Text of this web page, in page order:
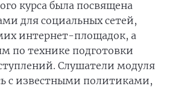
курса была посвящена
для социальных сетей,
интернет-площадок, а
по технике подготовки
Слушатели модуля
с известными политиками,